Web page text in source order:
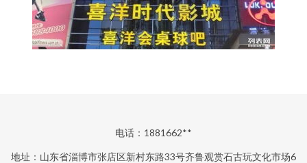
电话：1881662**
地址：山东省淄博市张店区新村东路33号齐鲁观赏石古玩文化市场6